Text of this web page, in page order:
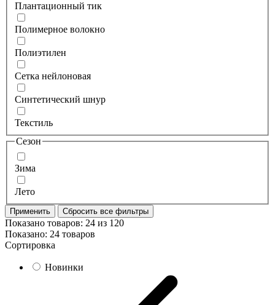
Плантационный тик
Полимерное волокно
Полиэтилен
Сетка нейлоновая
Синтетический шнур
Текстиль
Сезон
Зима
Лето
Применить Сбросить все фильтры
Показано товаров: 24 из 120
Показано: 24 товаров
Сортировка
Новинки